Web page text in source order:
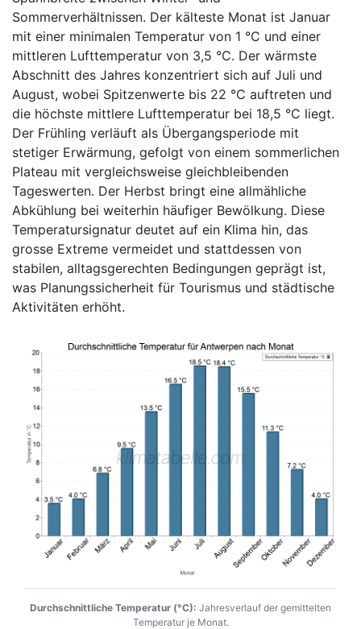
Sommerverhältnissen. Der kälteste Monat ist Januar
mit einer minimalen Temperatur von 1 °C und einer
mittleren Lufttemperatur von 3,5 °C. Der wärmste
Abschnitt des Jahres konzentriert sich auf Juli und
August, wobei Spitzenwerte bis 22 °C auftreten und
die höchste mittlere Lufttemperatur bei 18,5 °C liegt.
Der Frühling verläuft als Übergangsperiode mit
stetiger Erwärmung, gefolgt von einem sommerlichen
Plateau mit vergleichsweise gleichbleibenden
Tageswerten. Der Herbst bringt eine allmähliche
Abkühlung bei weiterhin häufiger Bewölkung. Diese
Temperatursignatur deutet auf ein Klima hin, das
grosse Extreme vermeidet und stattdessen von
stabilen, alltagsgerechten Bedingungen geprägt ist,
was Planungssicherheit für Tourismus und städtische
Aktivitäten erhöht.
Durchschnittliche Temperatur (°C): Jahresverlauf der gemittelten
Temperatur je Monat.